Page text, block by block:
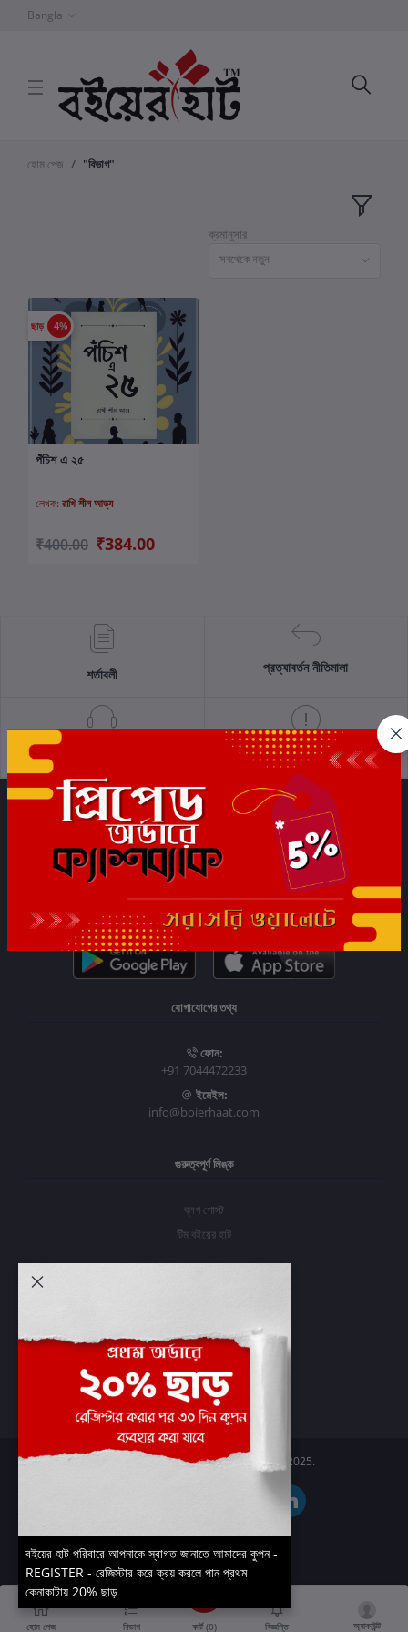
Bangla
হোম পেজ "বিভাগ"
ক্রমানুসার
সবথেকে নতুন
ছাড় 4%
পঁচিশ এ ২৫
লেখক: রাখি শীল আড্য
₹400.00 ₹384.00
শর্তাবলী প্রত্যাবর্তন নীতিমালা
গোপনীয়তা নীতি
সাবস্ক্রাইব
যোগাযোগের তথ্য
ফোন:
+91 7044472233
ইমেইল:
info@boierhaat.com
গুরুত্বপূর্ণ লিঙ্ক
ব্লগ পোস্ট
টিম বইয়ের হাট
প্রবেশ করুন
অর্ডার ইতিহাস
আমার ইচ্ছাগুলি
অর্ডার ট্র্যাকিং
Boier Haat™ | © All rights reserved 2025.
হোম পেজ বিভাগ কার্ট (0) বিজ্ঞপ্তি অ্যাকাউন্ট
বইয়ের হাট পরিবারে আপনাকে স্বাগত জানাতে আমাদের কুপন -
REGISTER - রেজিস্টার করে ক্রয় করলে পান প্রথম
কেনাকাটায় 20% ছাড়